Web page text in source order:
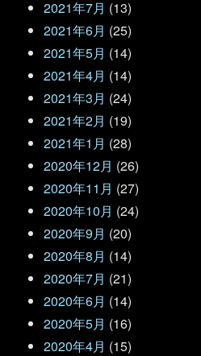
2021年7月 (13)
2021年6月 (25)
2021年5月 (14)
2021年4月 (14)
2021年3月 (24)
2021年2月 (19)
2021年1月 (28)
2020年12月 (26)
2020年11月 (27)
2020年10月 (24)
2020年9月 (20)
2020年8月 (14)
2020年7月 (21)
2020年6月 (14)
2020年5月 (16)
2020年4月 (15)